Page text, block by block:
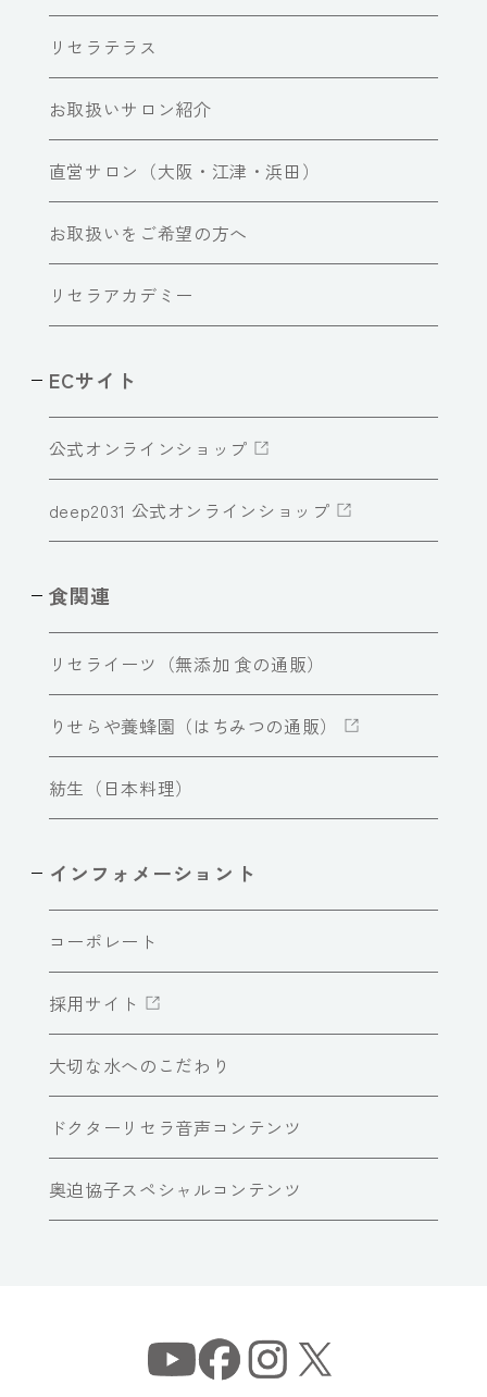
リセラテラス
お取扱いサロン紹介
直営サロン（大阪・江津・浜田）
お取扱いをご希望の方へ
リセラアカデミー
ECサイト
公式オンラインショップ
deep2031 公式オンラインショップ
食関連
リセライーツ（無添加 食の通販）
りせらや養蜂園（はちみつの通販）
紡生（日本料理）
インフォメーショント
コーポレート
採用サイト
大切な水へのこだわり
ドクターリセラ音声コンテンツ
奥迫協子スペシャルコンテンツ